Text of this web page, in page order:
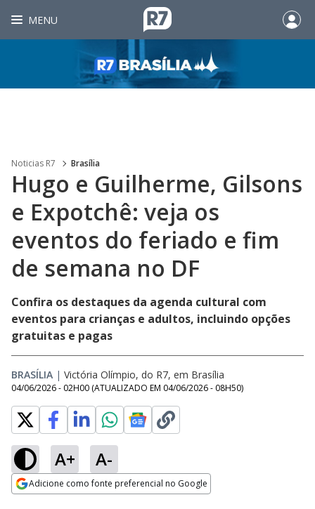
MENU
Noticias R7 Brasília
Hugo e Guilherme, Gilsons
e Expotchê: veja os
eventos do feriado e fim
de semana no DF
Confira os destaques da agenda cultural com
eventos para crianças e adultos, incluindo opções
gratuitas e pagas
BRASÍLIA | Victória Olímpio, do R7, em Brasília
04/06/2026 - 02H00 (ATUALIZADO EM 04/06/2026 - 08H50)
A+ A-
Adicione como fonte preferencial no Google